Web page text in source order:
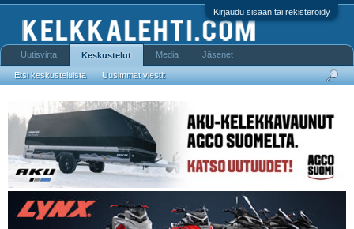
Kirjaudu sisään tai rekisteröidy
Uutisvirta Keskustelut
Etsi keskusteluista Uusimmat viestit
Media Jäsenet